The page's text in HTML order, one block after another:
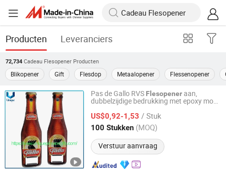
Producten Leveranciers
72,734 Cadeau Flesopener Producten
Blikopener Gift Flesdop Metaalopener Flessenopener
Pas de Gallo RVS Flesopener aan,
dubbelzijdige bedrukking met epoxy mode
bierflesopener
US$0,92-1,53 / Stuk
100 Stukken (MOQ)
Verstuur aanvraag
Dongguan Unique Pins & Gifts Co., Ltd.
Guangdong, China Sinds 2019